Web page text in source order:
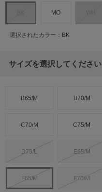
MO
選択されたカラー：BK
サイズを選択してください
B65/M B70/M
C70/M C75/M
D75/L E65/M
F65/M F70/M